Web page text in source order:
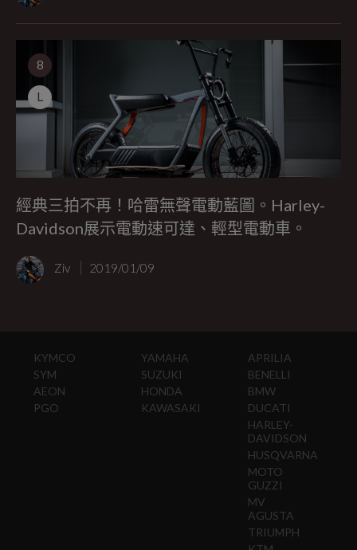
8
L
經典三拍不再！哈雷無聲電動藍圖。Harley-
Davidson展示電動速可達、輕型電動車。
Ziv 2019/01/09
KYMCO
SYM
AEON
PGO
YAMAHA
SUZUKI
HONDA
KAWASAKI
APRILIA
BENELLI
BMW
DUCATI
HARLEY-
DAVIDSON
HUSQVARNA
MOTO
GUZZI
MV
AGUSTA
TRIUMPH